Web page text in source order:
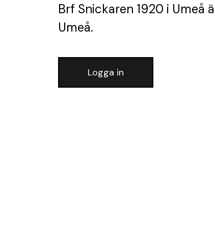
Brf Snickaren 1920 i Umeå
Umeå.
Logga in